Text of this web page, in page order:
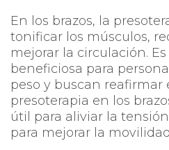
En los brazos, la
tonificar los músculos,
mejorar la circulación.
beneficiosa para
peso y buscan reafirmar
presoterapia en los
útil para aliviar la
para mejorar la